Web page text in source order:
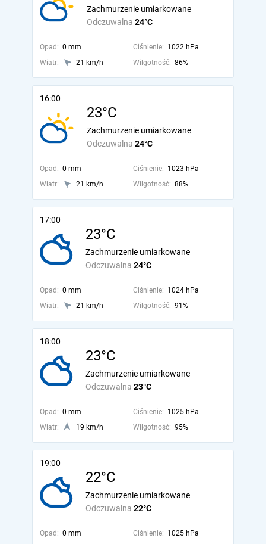
Odczuwalna 24°C
Zachmurzenie umiarkowane
Opad: 0 mm Ciśnienie: 1022 hPa
Wiatr:
21 km/h Wilgotność: 86%
16:00
23°C
Odczuwalna 24°C
Zachmurzenie umiarkowane
Opad: 0 mm Ciśnienie: 1023 hPa
Wiatr:
21 km/h Wilgotność: 88%
17:00
23°C
Odczuwalna 24°C
Zachmurzenie umiarkowane
Opad: 0 mm Ciśnienie: 1024 hPa
Wiatr:
21 km/h Wilgotność: 91%
18:00
23°C
Odczuwalna 23°C
Zachmurzenie umiarkowane
Opad: 0 mm Ciśnienie: 1025 hPa
Wiatr:
19 km/h Wilgotność: 95%
19:00
22°C
Odczuwalna 22°C
Zachmurzenie umiarkowane
Opad: 0 mm Ciśnienie: 1025 hPa